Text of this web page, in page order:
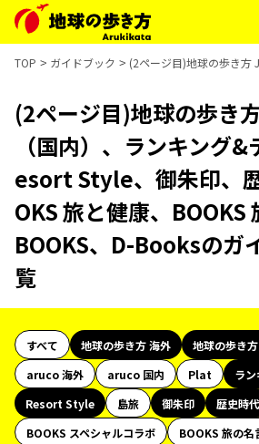
TOP ガイドブック (2ページ目)地球の歩き方
(2ページ目)地球の歩き
（国内）、ランキング
esort Style、御朱印、
OKS 旅と健康、BOOKS
BOOKS、D-Booksのガ
覧
すべて 地球の歩き方 海外
地球の歩き方
aruco 海外
aruco 国内 Plat
ラ
Resort Style
島旅 御朱印 歴史時代
BOOKS スペシャルコラボ
BOOKS 旅の名